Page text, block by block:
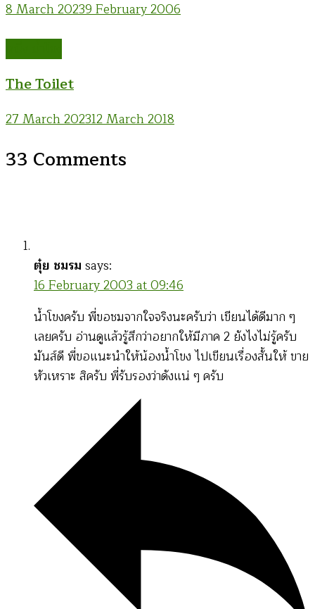
8 March 20239 February 2006
The Toilet
27 March 202312 March 2018
33 Comments
ตุ๋ย ชมรม says:
16 February 2003 at 09:46
น้ำโขงครับ พี่ขอชมจากใจจริงนะครับว่า เขียนได้ดีมาก ๆ
เลยครับ อ่านดูแล้วรู้สึกว่าอยากให้มีภาค 2 ยังไงไม่รู้ครับ
มันส์ดี พี่ขอแนะนำให้น้องน้ำโขง ไปเขียนเรื่องสั้นให้ ขาย
หัวเหราะ สิครับ พี่รับรองว่าดังแน่ ๆ ครับ